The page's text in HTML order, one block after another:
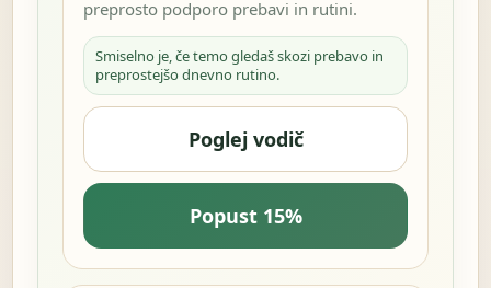
preprosto podporo prebavi in rutini.
Smiselno je, če temo gledaš skozi prebavo in
preprostejšo dnevno rutino.
Poglej vodič
Popust 15%